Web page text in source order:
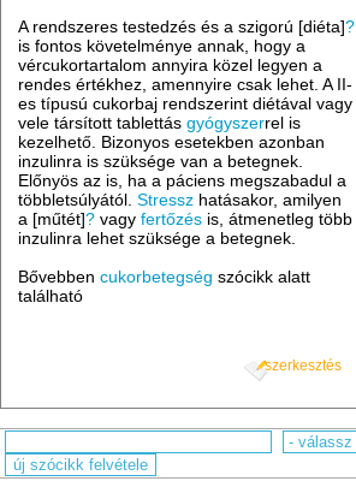
A rendszeres testedzés és a szigorú [diéta]?
is fontos követelménye annak, hogy a
vércukortartalom annyira közel legyen a
rendes értékhez, amennyire csak lehet. A II-
es típusú cukorbaj rendszerint diétával vagy
vele társított tablettásgyógyszerrel is
kezelhető. Bizonyos esetekben azonban
inzulinra is szüksége van a betegnek.
Előnyös az is, ha a páciens megszabadul a
többletsúlyától.Stressz hatásakor, amilyen
a [műtét]? vagyfertőzés is, átmenetleg több
inzulinra lehet szüksége a betegnek.
Bővebbencukorbetegség szócikk alatt
található
szerkesztés